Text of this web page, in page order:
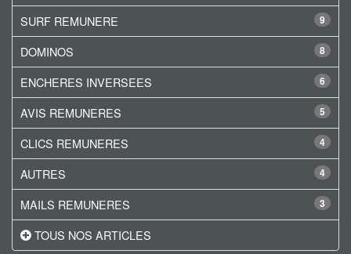
9
SURF REMUNERE
8
DOMINOS
6
ENCHERES INVERSEES
5
AVIS REMUNERES
4
CLICS REMUNERES
4
AUTRES
3
MAILS REMUNERES
TOUS NOS ARTICLES